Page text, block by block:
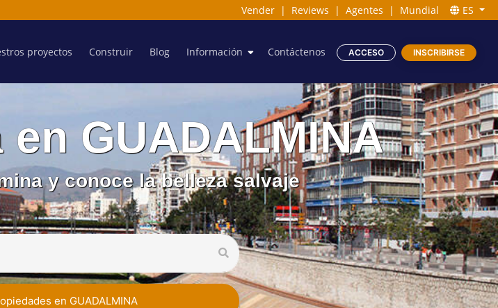
Vender | Reviews | Agentes | Mundial ES
proyectos Construir Blog Información Contáctenos ACCESO INSCRIBIRSE
GUADALMINA
y conoce la belleza salvaje
en GUADALMINA